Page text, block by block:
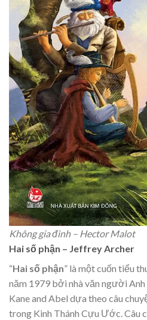
Không gia đình – Hector Malot
Hai số phận – Jeffrey Archer
“Hai số phận” là một cuốn tiểu
năm 1979 bởi nhà văn người
Kane and Abel dựa theo câu
trong Kinh Thánh Cựu Ước. Câu